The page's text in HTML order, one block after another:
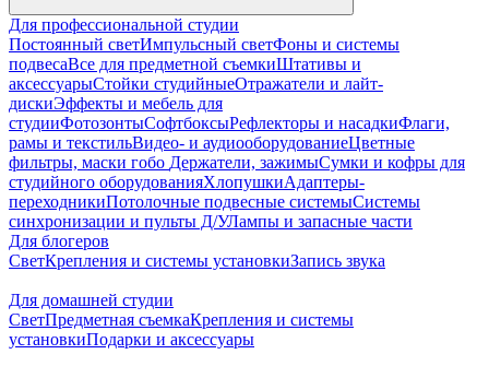
Для профессиональной студии
Постоянный светИмпульсный светФоны и системы
подвесаВсе для предметной съемкиШтативы и
аксессуарыСтойки студийныеОтражатели и лайт-
дискиЭффекты и мебель для
студииФотозонтыСофтбоксыРефлекторы и насадкиФлаги,
рамы и текстильВидео- и аудиооборудованиеЦветные
фильтры, маски гобо Держатели, зажимыСумки и кофры для
студийного оборудованияХлопушкиАдаптеры-
переходникиПотолочные подвесные системыСистемы
синхронизации и пульты Д/УЛампы и запасные части
Для блогеров
СветКрепления и системы установкиЗапись звука
Для домашней студии
СветПредметная съемкаКрепления и системы
установкиПодарки и аксессуары